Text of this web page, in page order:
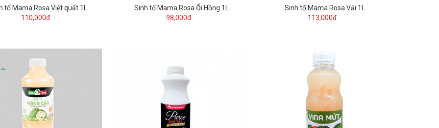
tố Mama Rosa Việt quất 1L
110,000đ
Sinh tố Mama Rosa Ổi Hồng 1L
98,000đ
Sinh tố Mama Rosa Vải 1L
113,000đ